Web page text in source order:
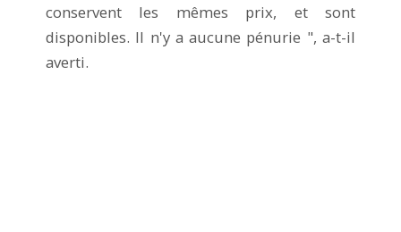
conservent les mêmes prix, et sont
disponibles. Il n'y a aucune pénurie ", a-t-il
averti.